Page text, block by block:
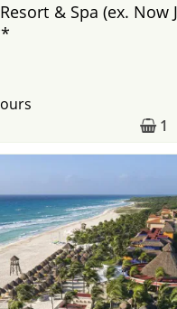
& Spa (ex. Now
1